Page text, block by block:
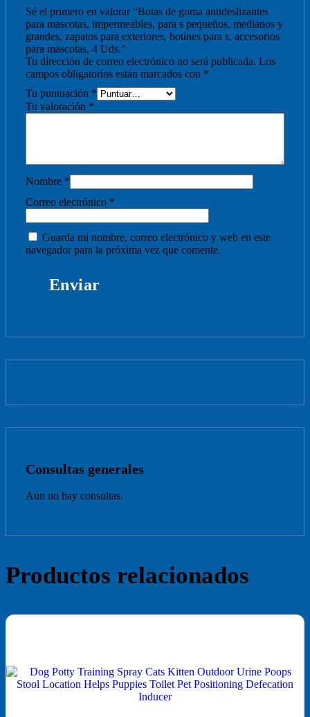
Sé el primero en valorar “Botas de goma antideslizantes
para mascotas, impermeables, para s pequeños, medianos y
grandes, zapatos para exteriores, botines para s, accesorios
para mascotas, 4 Uds.”
Tu dirección de correo electrónico no será publicada. Los
campos obligatorios están marcados con *
Tu puntuación *
Tu valoración *
Nombre *
Correo electrónico *
Guarda mi nombre, correo electrónico y web en este
navegador para la próxima vez que comente.
Consultas generales
Aún no hay consultas.
Productos relacionados